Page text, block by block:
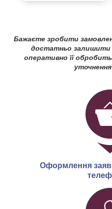
Бажаєте зробити
достатньо залишити
оперативно її
Оформлення